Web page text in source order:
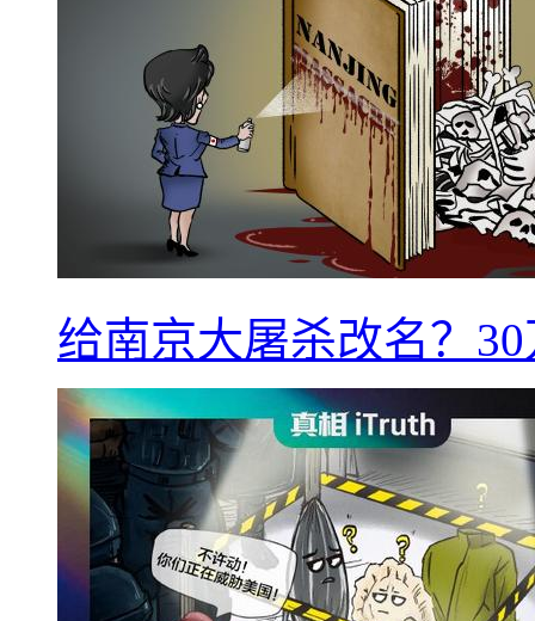
给南京大屠杀改名？